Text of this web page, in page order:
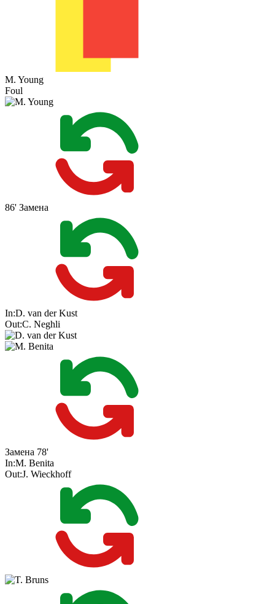
M. Young
Foul
86' Замена
In:D. van der Kust
Out:C. Neghli
Замена 78'
In:M. Benita
Out:J. Wieckhoff